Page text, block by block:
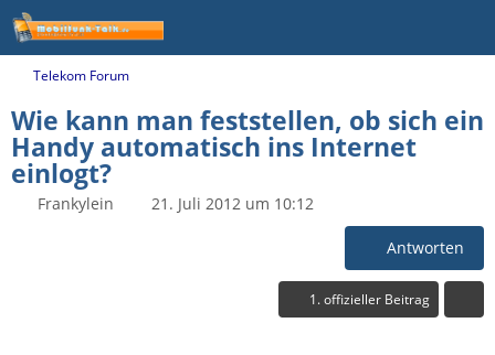
Telekom Forum
Wie kann man feststellen, ob sich ein
Handy automatisch ins Internet
einlogt?
Frankylein 21. Juli 2012 um 10:12
Antworten
1. offizieller Beitrag